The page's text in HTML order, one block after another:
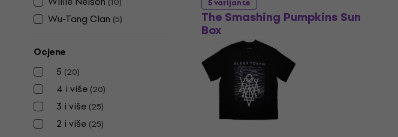
Wu-Tang Clan (5)
Ocjene
5 (20)
4 i više (20)
3 i više (25)
2 i više (25)
5 varijante
The Smashing Pumpkins Sun
Box
Košulja
30,40 €
Na skladištu